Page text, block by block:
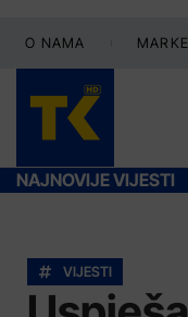
O NAMA
NAJNOVIJE VIJESTI
VIJESTI